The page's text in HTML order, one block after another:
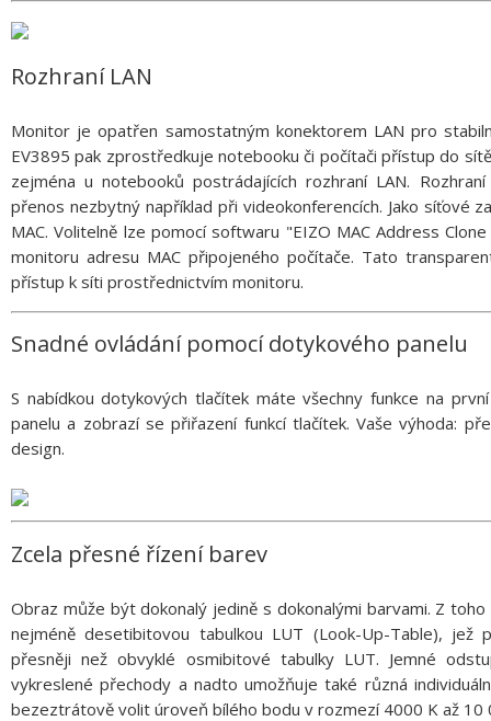
Rozhraní LAN
Monitor je opatřen samostatným konektorem LAN pro
EV3895 pak zprostředkuje notebooku či počítači přístup do
zejména u notebooků postrádajících rozhraní LAN.
přenos nezbytný například při videokonferencích. Jako síťové
MAC. Volitelně lze pomocí softwaru "EIZO MAC Address
monitoru adresu MAC připojeného počítače. Tato
přístup k síti prostřednictvím monitoru.
Snadné ovládání pomocí dotykového panelu
S nabídkou dotykových tlačítek máte všechny funkce na
panelu a zobrazí se přiřazení funkcí tlačítek. Vaše výhoda:
design.
Zcela přesné řízení barev
Obraz může být dokonalý jedině s dokonalými barvami. Z
nejméně desetibitovou tabulkou LUT (Look-Up-Table), jež
přesněji než obvyklé osmibitové tabulky LUT. Jemné
vykreslené přechody a nadto umožňuje také různá
bezeztrátově volit úroveň bílého bodu v rozmezí 4000 K až 10